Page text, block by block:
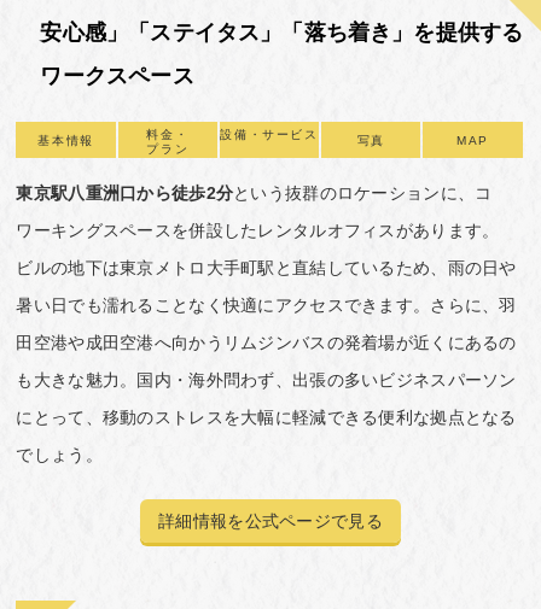
安心感」「ステイタス」「落ち着き」を提供する
ワークスペース
基本情報
料金・
プラン
設備・サービス 写真 MAP
東京駅八重洲口から徒歩2分という抜群のロケーションに、コ
ワーキングスペースを併設したレンタルオフィスがあります。
ビルの地下は東京メトロ大手町駅と直結しているため、雨の日や
暑い日でも濡れることなく快適にアクセスできます。さらに、羽
田空港や成田空港へ向かうリムジンバスの発着場が近くにあるの
も大きな魅力。国内・海外問わず、出張の多いビジネスパーソン
にとって、移動のストレスを大幅に軽減できる便利な拠点となる
でしょう。
詳細情報を公式ページで見る